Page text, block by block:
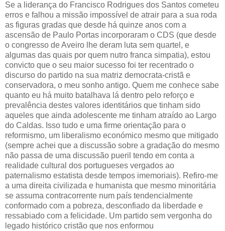
Se a liderança do Francisco Rodrigues dos Santos cometeu
erros e falhou a missão impossível de atrair para a sua roda
as figuras gradas que desde há quinze anos com a
ascensão de Paulo Portas incorporaram o CDS (que desde
o congresso de Aveiro lhe deram luta sem quartel, e
algumas das quais por quem nutro franca simpatia), estou
convicto que o seu maior sucesso foi ter recentrado o
discurso do partido na sua matriz democrata-cristã e
conservadora, o meu sonho antigo. Quem me conhece sabe
quanto eu há muito batalhava lá dentro pelo reforço e
prevalência destes valores identitários que tinham sido
aqueles que ainda adolescente me tinham atraído ao Largo
do Caldas. Isso tudo e uma firme orientação para o
reformismo, um liberalismo económico mesmo que mitigado
(sempre achei que a discussão sobre a gradação do mesmo
não passa de uma discussão pueril tendo em conta a
realidade cultural dos portugueses vergados ao
paternalismo estatista desde tempos imemoriais). Refiro-me
a uma direita civilizada e humanista que mesmo minoritária
se assuma contracorrente num país tendencialmente
conformado com a pobreza, desconfiado da liberdade e
ressabiado com a felicidade. Um partido sem vergonha do
legado histórico cristão que nos enformou